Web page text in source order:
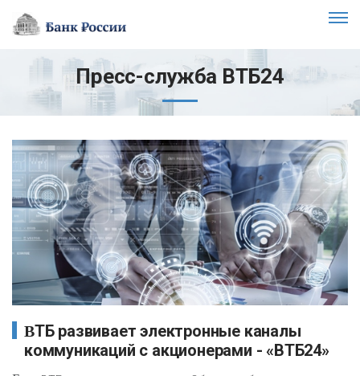
Пресс-служба ВТБ24
ВТБ развивает электронные каналы
коммуникаций с акционерами - «ВТБ24»